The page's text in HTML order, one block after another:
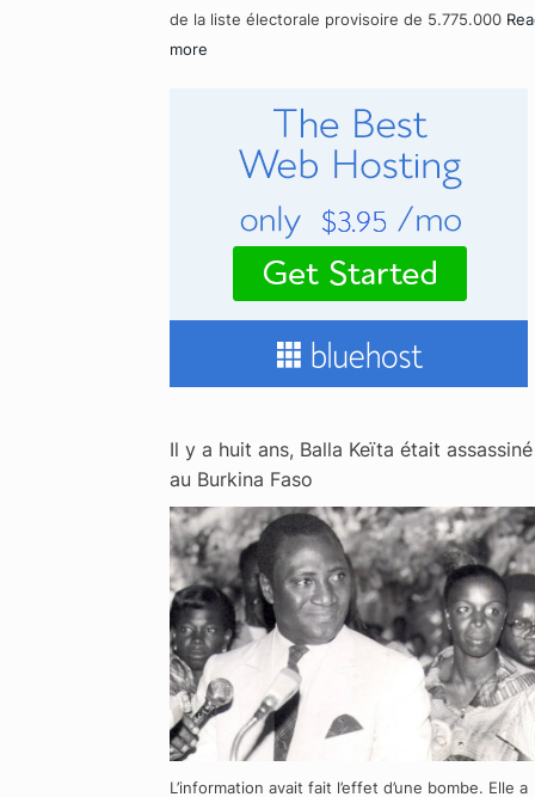
de la liste électorale provisoire de 5.775.000
more
Il y a huit ans, Balla Keïta était assassiné
au Burkina Faso
L’information avait fait l’effet d’une bombe. Elle a